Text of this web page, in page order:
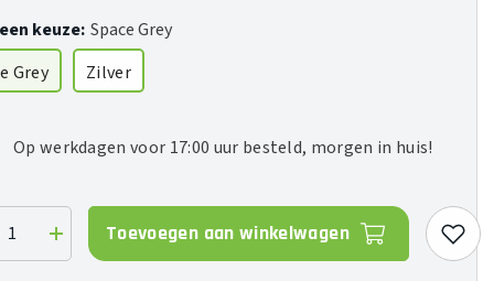
keuze: Space Grey
Grey
Zilver
Op werkdagen voor 17:00 uur besteld, morgen in huis!
Verhoog
de
Toevoegen aan winkelwagen